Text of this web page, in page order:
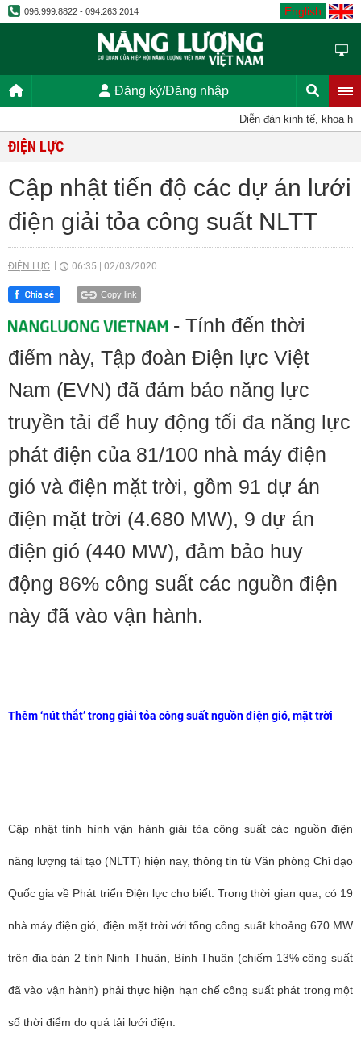
096.999.8822 - 094.263.2014 English
Đăng ký/Đăng nhập
Diễn đàn kinh tế, khoa
ĐIỆN LỰC
Cập nhật tiến độ các dự án lưới
điện giải tỏa công suất NLTT
ĐIỆN LỰC 06:35 02/03/2020
Copy link
- Tính đến thời
điểm này, Tập đoàn Điện lực Việt
Nam (EVN) đã đảm bảo năng lực
truyền tải để huy động tối đa năng lực
phát điện của 81/100 nhà máy điện
gió và điện mặt trời, gồm 91 dự án
điện mặt trời (4.680 MW), 9 dự án
điện gió (440 MW), đảm bảo huy
động 86% công suất các nguồn điện
này đã vào vận hành.
Thêm ‘nút thắt’ trong giải tỏa công suất nguồn điện gió, mặt trời
Cập nhật tình hình vận hành giải tỏa công suất các nguồn điện
năng lượng tái tạo (NLTT) hiện nay, thông tin từ Văn phòng Chỉ đạo
Quốc gia về Phát triển Điện lực cho biết: Trong thời gian qua, có 19
nhà máy điện gió, điện mặt trời với tổng công suất khoảng 670 MW
trên địa bàn 2 tỉnh Ninh Thuận, Bình Thuận (chiếm 13% công suất
đã vào vận hành) phải thực hiện hạn chế công suất phát trong một
số thời điểm do quá tải lưới điện.